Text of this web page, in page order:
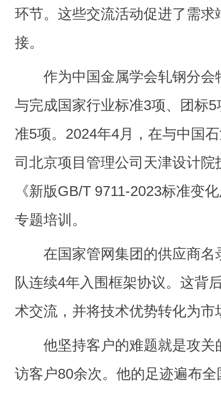
环节。这些交流活动促进了需求
接。
作为中国金属学会轧钢分会
与完成国家行业标准3项、团标
准5项。2024年4月，在与中国
司北京项目管理公司天津设计院
《新版GB/T 9711-2023标准变
专题培训。
在国家管网集团的供应商名
队连续4年入围框架协议。这背
术交流，并将技术优势转化为市
他坚持客户的难题就是攻关
访客户80余次。他的足迹遍布